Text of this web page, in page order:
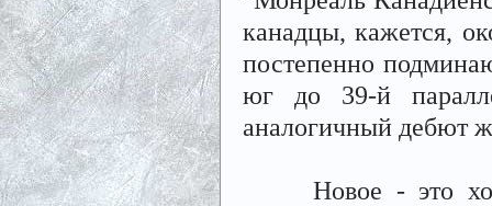
канадцы, кажется,
постепенно
юг до 39-й
аналогичный дебют
Новое - это